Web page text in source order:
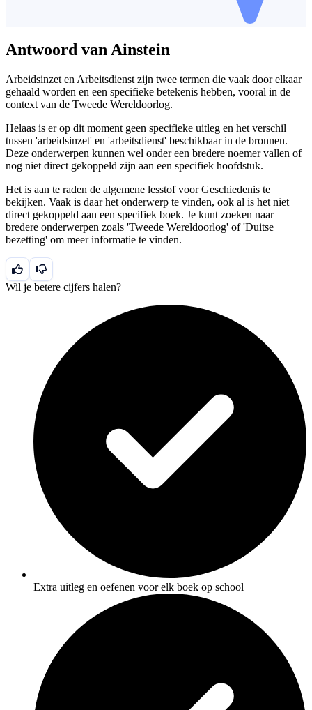
Antwoord van Ainstein
Arbeidsinzet en Arbeitsdienst zijn twee termen die vaak door elkaar
gehaald worden en een specifieke betekenis hebben, vooral in de
context van de Tweede Wereldoorlog.
Helaas is er op dit moment geen specifieke uitleg en het verschil
tussen 'arbeidsinzet' en 'arbeitsdienst' beschikbaar in de bronnen.
Deze onderwerpen kunnen wel onder een bredere noemer vallen of
nog niet direct gekoppeld zijn aan een specifiek hoofdstuk.
Het is aan te raden de algemene lesstof voor Geschiedenis te
bekijken. Vaak is daar het onderwerp te vinden, ook al is het niet
direct gekoppeld aan een specifiek boek. Je kunt zoeken naar
bredere onderwerpen zoals 'Tweede Wereldoorlog' of 'Duitse
bezetting' om meer informatie te vinden.
Wil je betere cijfers halen?
Extra uitleg en oefenen voor elk boek op school